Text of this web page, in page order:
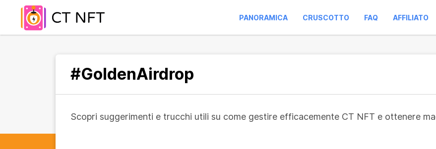
PANORAMICA CRUSCOTTO FAQ AFFILIATO
#GoldenAirdrop
Scopri suggerimenti e trucchi utili su come gestire efficacemente CT NFT e ottenere